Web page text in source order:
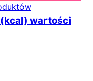
wartości